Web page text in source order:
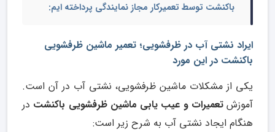
باکنشت توسط تعمیرکار مجاز نمایندگی پرداخته ایم:
ایراد نشتی آب در ظرفشویی؛ تعمیر ماشین ظرفشویی
باکنشت در این مورد
یکی از مشکلات ماشین ظرفشویی، نشتی آب در آن است.
آموزش تعمیرات و عیب یابی ماشین ظرفشویی باکنشت در
هنگام ایجاد نشتی آب به شرح زیر است: